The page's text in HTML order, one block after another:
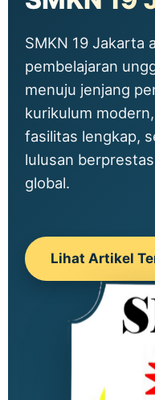
SMKN 19 Jakarta
pembelajaran
menuju jenjang
kurikulum
fasilitas lengkap,
lulusan
global.
Lihat Artikel